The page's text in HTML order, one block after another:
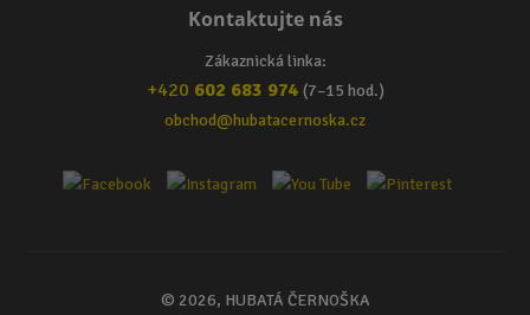
Kontaktujte nás
Zákaznická linka:
+420 602 683 974 (7–15 hod.)
obchod@hubatacernoska.cz
© 2026, HUBATÁ ČERNOŠKA